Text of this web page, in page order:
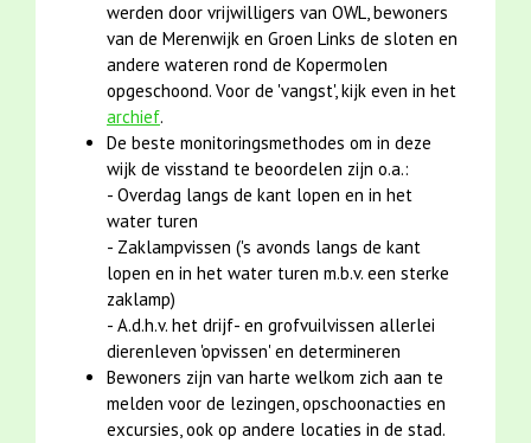
werden door vrijwilligers van OWL, bewoners
van de Merenwijk en Groen Links de sloten en
andere wateren rond de Kopermolen
opgeschoond. Voor de 'vangst', kijk even in het
archief.
De beste monitoringsmethodes om in deze
wijk de visstand te beoordelen zijn o.a.:
- Overdag langs de kant lopen en in het
water turen
- Zaklampvissen ('s avonds langs de kant
lopen en in het water turen m.b.v. een sterke
zaklamp)
- A.d.h.v. het drijf- en grofvuilvissen allerlei
dierenleven 'opvissen' en determineren
Bewoners zijn van harte welkom zich aan te
melden voor de lezingen, opschoonacties en
excursies, ook op andere locaties in de stad.